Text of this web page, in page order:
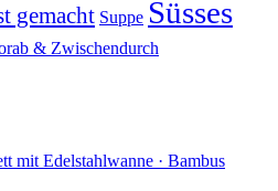
gemacht Suppe Süsses
& Zwischendurch
mit Edelstahlwanne · Bambus